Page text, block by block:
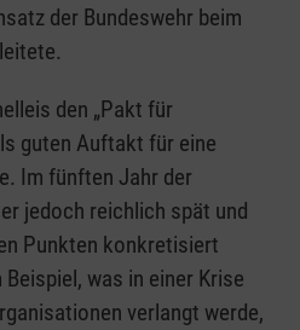
der Bundeswehr beim
den „Pakt für
guten Auftakt für eine
Im fünften Jahr der
jedoch reichlich spät und
Punkten konkretisiert
was in einer Krise
verlangt werde,